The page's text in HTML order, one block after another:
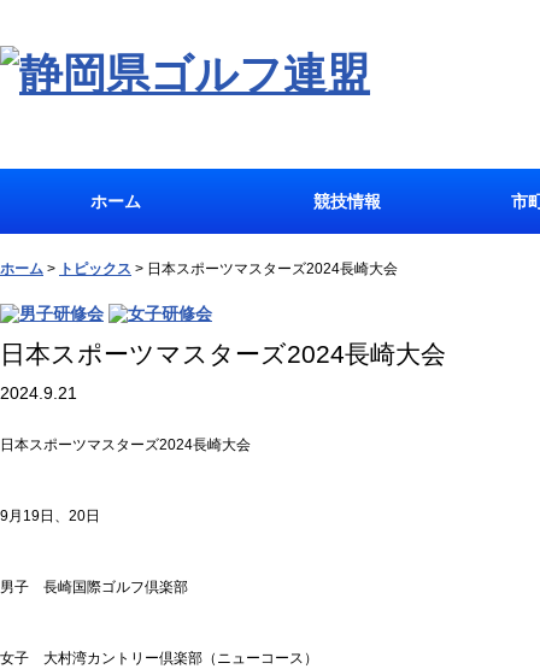
ホーム 競技情報 市
ホーム > トピックス > 日本スポーツマスターズ2024長崎大会
日本スポーツマスターズ2024長崎大会
2024.9.21
日本スポーツマスターズ2024長崎大会
9月19日、20日
男子 長崎国際ゴルフ倶楽部
女子 大村湾カントリー倶楽部（ニューコース）